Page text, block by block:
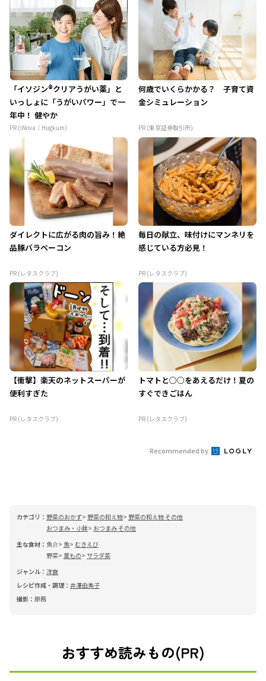
「イソジン®クリアうがい薬」と
いっしょに「うがいパワー」で一
年中！ 健やか
PR (iNova｜Hugkum)
何歳でいくらかかる？ 子育て資
金シミュレーション
PR (東京証券取引所)
ダイレクトに広がる肉の旨み！絶
品豚バラベーコン
PR (レタスクラブ)
毎日の献立、味付けにマンネリを
感じている方必見！
PR (レタスクラブ)
【衝撃】楽天のネットスーパーが
便利すぎた
PR (レタスクラブ)
トマトと○○をあえるだけ！夏の
すぐできごはん
PR (レタスクラブ)
Recommended by
カテゴリ： 野菜のおかず 野菜の和え物
野菜の和え物 その他
おつまみ・小鉢
おつまみ その他
主な食材： 魚介 魚
むきえび
野菜 葉もの
サラダ菜
ジャンル： 洋食
レシピ作成・調理： 井澤由美子
撮影： 原務
おすすめ読みもの(PR)